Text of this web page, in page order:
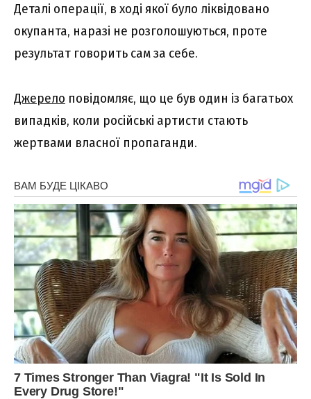
Деталі операції, в ході якої було ліквідовано
окупанта, наразі не розголошуються, проте
результат говорить сам за себе.
Джерело повідомляє, що це був один із багатьох
випадків, коли російські артисти стають
жертвами власної пропаганди.